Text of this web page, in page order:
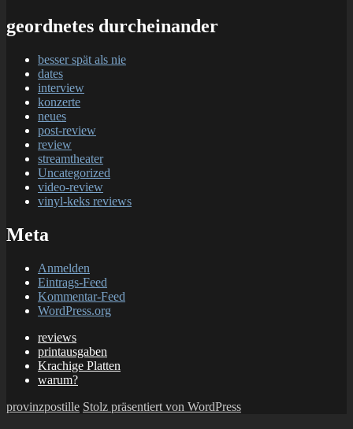
geordnetes durcheinander
besser spät als nie
dates
interview
konzerte
neues
post-review
review
streamtheater
Uncategorized
video-review
vinyl-keks reviews
Meta
Anmelden
Eintrags-Feed
Kommentar-Feed
WordPress.org
reviews
printausgaben
Krachige Platten
warum?
provinzpostille Stolz präsentiert von WordPress